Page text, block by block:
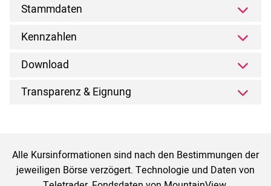
Stammdaten
Kennzahlen
Download
Transparenz & Eignung
Alle Kursinformationen sind nach den Bestimmungen der
jeweiligen Börse verzögert. Technologie und Daten von